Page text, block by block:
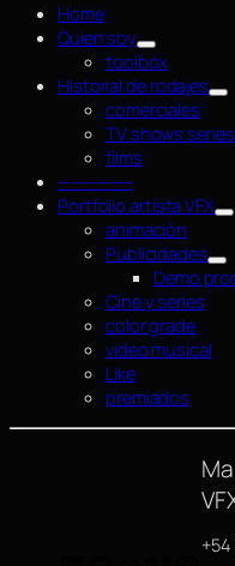
Home
Quien soy
toolbox
Historial de rodajes
comerciales
TV shows series
films
—————–
Portfolio artista VFX
animación
Publicidades
Demo
Cine y series
color grade
video musical
Like
premiados
+54